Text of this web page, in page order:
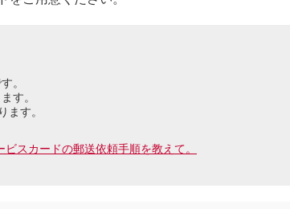
。
す。
ます。
スカードの郵送依頼手順を教えて。